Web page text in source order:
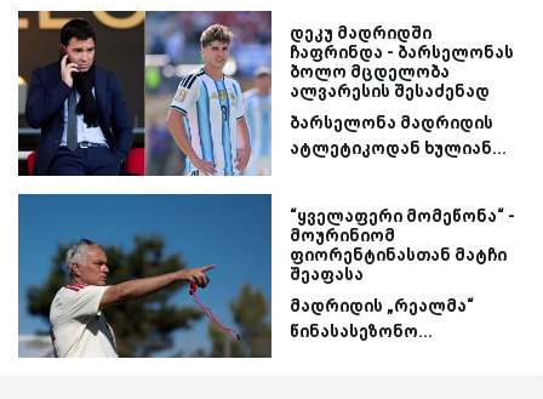
დეკუ მადრიდში
ჩაფრინდა - ბარსელონას
ბოლო მცდელობა
ალვარესის შესაძენად
ბარსელონა მადრიდის
ატლეტიკოდან ხულიან...
“ყველაფერი მომეწონა“ -
მოურინიომ
ფიორენტინასთან მატჩი
შეაფასა
მადრიდის „რეალმა“
წინასასეზონო...